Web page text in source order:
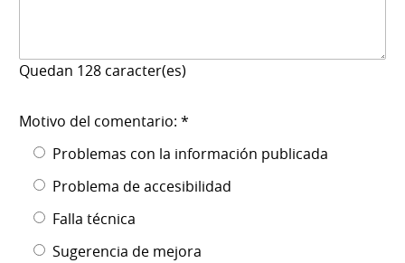
Quedan 128 caracter(es)
Motivo del comentario: *
Problemas con la información publicada
Problema de accesibilidad
Falla técnica
Sugerencia de mejora